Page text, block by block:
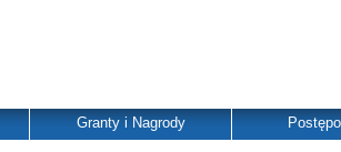
Granty i Nagrody